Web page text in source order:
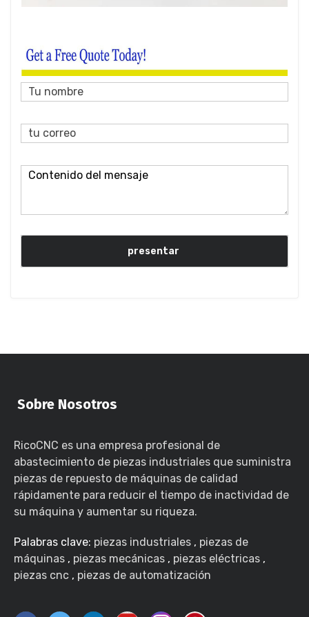
Sobre Nosotros
RicoCNC es una empresa profesional de
abastecimiento de piezas industriales que suministra
piezas de repuesto de máquinas de calidad
rápidamente para reducir el tiempo de inactividad de
su máquina y aumentar su riqueza.
Palabras clave: piezas industriales , piezas de
máquinas , piezas mecánicas , piezas eléctricas ,
piezas cnc , piezas de automatización